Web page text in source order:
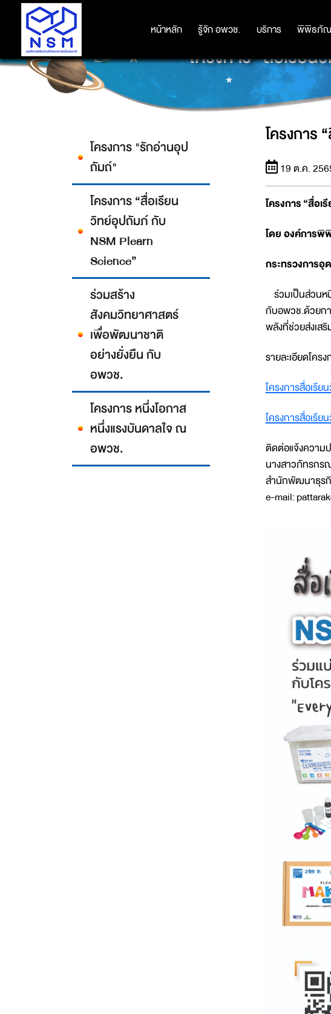
หน้าหลัก รู้จัก อพวช. บริการ พิพิธภั
หน้าหลัก รู้จัก อพวช. บริการ พิพิธภั
โครงการ “สื่อเรีย
โครงการ "รักอ่านอุป
ถัมถ์"
โครงการ “สื่อเรียน
วิทย์อุปถัมภ์ กับ
NSM Plearn
Science”
ร่วมสร้าง
สังคมวิทยาศาสตร์
เพื่อพัฒนาชาติ
อย่างยั่งยืน กับ
อพวช.
โครงการ หนึ่งโอกาส
หนึ่งแรงบันดาลใจ ณ
อพวช.
โครงการ
19 ต.ค.
โครงการ“สื่อเ
โดย องค์การ
กระทรวงการ
ร่วมเป็นส่วนห
กับอพวช.ด้วยกา
พลังที่ช่วยส่งเส
รายละเอียดโคร
โครงการสื่อเรี
โครงการสื่อเรี
ติดต่อแจ้งความ
นางสาวภัทรก
สำนักพัฒนาธุรกิ
e-mail: